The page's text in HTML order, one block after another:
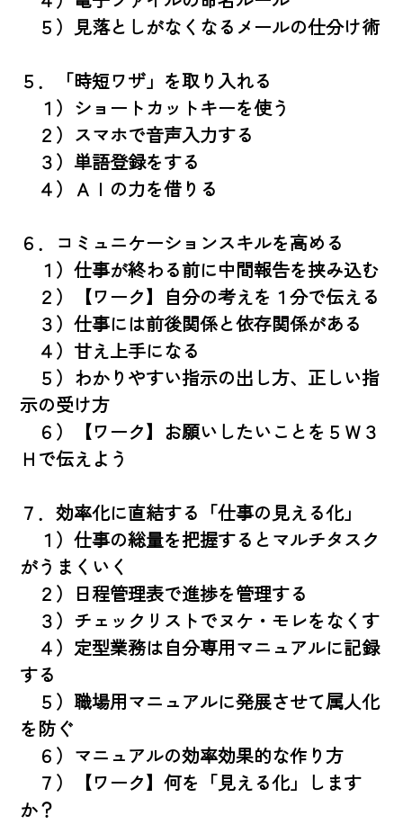
５）見落としがなくなるメールの仕分け術
５．「時短ワザ」を取り入れる
１）ショートカットキーを使う
２）スマホで音声入力する
３）単語登録をする
４）ＡＩの力を借りる
６．コミュニケーションスキルを高める
１）仕事が終わる前に中間報告を挟み込む
２）【ワーク】自分の考えを１分で伝える
３）仕事には前後関係と依存関係がある
４）甘え上手になる
５）わかりやすい指示の出し方、正しい指
示の受け方
６）【ワーク】お願いしたいことを５Ｗ３
Ｈで伝えよう
７．効率化に直結する「仕事の見える化」
１）仕事の総量を把握するとマルチタスク
がうまくいく
２）日程管理表で進捗を管理する
３）チェックリストでヌケ・モレをなくす
４）定型業務は自分専用マニュアルに記録
する
５）職場用マニュアルに発展させて属人化
を防ぐ
６）マニュアルの効率効果的な作り方
７）【ワーク】何を「見える化」します
か？